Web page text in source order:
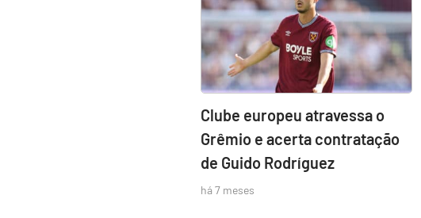
Clube europeu atravessa o
Grêmio e acerta contratação
de Guido Rodríguez
há 7 meses